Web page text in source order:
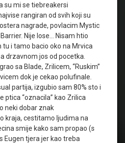
su mi se tiebreakersi
rangiran od svih koji su
nagrade, povlacim Mystic
Nije lose… Nisam htio
i tamo bacio oko na Mrvica
drzavnom jos od pocetka.
sa Blade, Zrilicem, “Ruskim”
dok je cekao polufinale.
partija, izgubio sam 80% sto i
ptica “oznacila” kao Zrilica
neki dobar znak
kraja, cestitamo ljudima na
smije kako sam propao (s
Eugen tjera jer kao treba